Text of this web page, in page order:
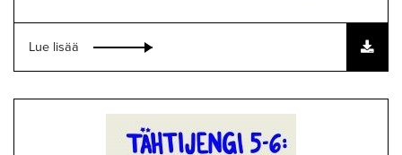
Lue lisää